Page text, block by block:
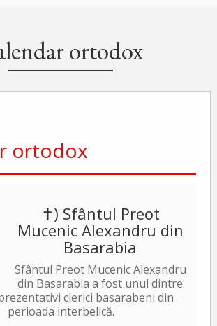
ortodox
ortodox
✝) Sfântul Preot
Mucenic Alexandru din
Basarabia
Sfântul Preot Mucenic Alexandru
din Basarabia a fost unul dintre
clerici basarabeni din
perioada interbelică.